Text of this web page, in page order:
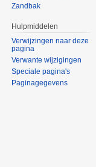
Zandbak
Hulpmiddelen
Verwijzingen naar deze
pagina
Verwante wijzigingen
Speciale pagina's
Paginagegevens